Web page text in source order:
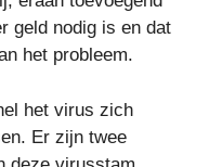
geld nodig is en dat
het probleem.
het virus zich
Er zijn twee